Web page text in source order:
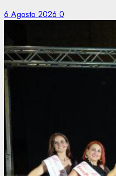
6 Agosto 2026 0